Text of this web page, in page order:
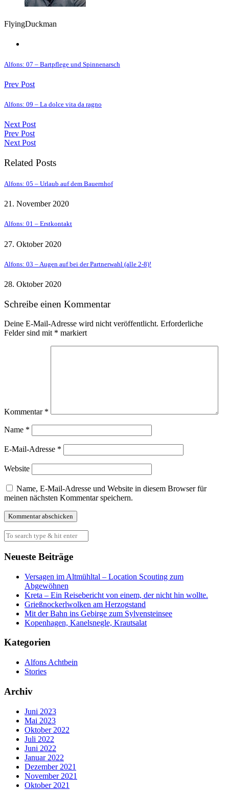
FlyingDuckman
Alfons: 07 – Bartpflege und Spinnenarsch
Prev Post
Alfons: 09 – La dolce vita da ragno
Next Post
Prev Post
Next Post
Related Posts
Alfons: 05 – Urlaub auf dem Bauernhof
21. November 2020
Alfons: 01 – Erstkontakt
27. Oktober 2020
Alfons: 03 – Augen auf bei der Partnerwahl (alle 2-8)!
28. Oktober 2020
Schreibe einen Kommentar
Deine E-Mail-Adresse wird nicht veröffentlicht. Erforderliche
Felder sind mit * markiert
Kommentar *
Name *
E-Mail-Adresse *
Website
Name, E-Mail-Adresse und Website in diesem Browser für
meinen nächsten Kommentar speichern.
Neueste Beiträge
Versagen im Altmühltal – Location Scouting zum
Abgewöhnen
Kreta – Ein Reisebericht von einem, der nicht hin wollte.
Grießnockerlwolken am Herzogstand
Mit der Bahn ins Gebirge zum Sylvensteinsee
Kopenhagen, Kanelsnegle, Krautsalat
Kategorien
Alfons Achtbein
Stories
Archiv
Juni 2023
Mai 2023
Oktober 2022
Juli 2022
Juni 2022
Januar 2022
Dezember 2021
November 2021
Oktober 2021